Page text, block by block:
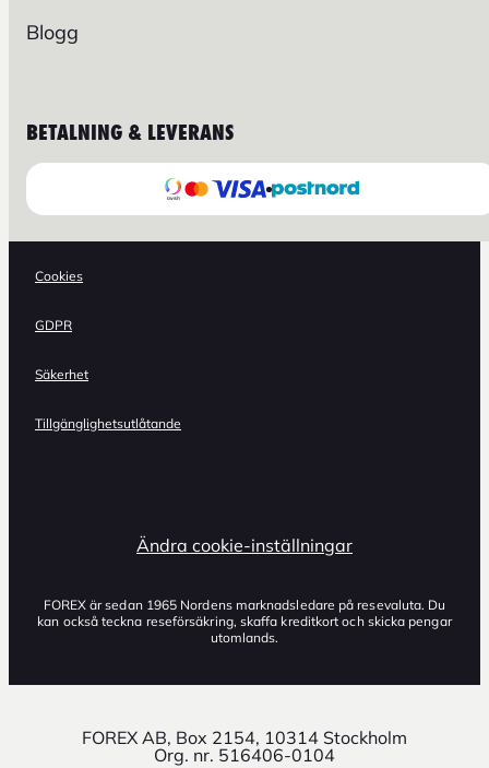
Blogg
BETALNING & LEVERANS
Cookies
GDPR
Säkerhet
Tillgänglighetsutlåtande
Ändra cookie-inställningar
FOREX är sedan 1965 Nordens marknadsledare på resevaluta. Du
kan också teckna reseförsäkring, skaffa kreditkort och skicka pengar
utomlands.
FOREX AB, Box 2154, 10314 Stockholm
Org. nr. 516406-0104